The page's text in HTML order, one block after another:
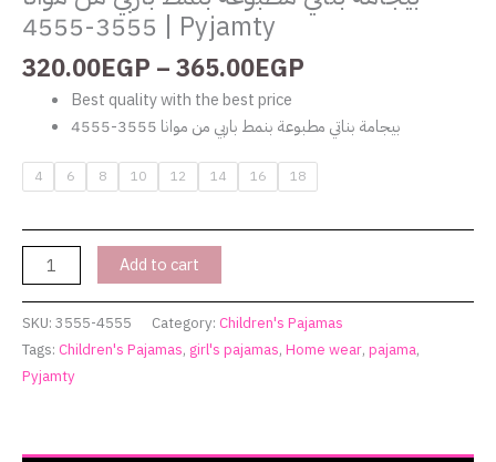
3555-4555 | Pyjamty
320.00EGP –365.00EGP
Best quality with the best price
بيجامة بناتي مطبوعة بنمط باربي من موانا 3555-4555
4 6 8 10 12 14 16 18
Add to cart
SKU: 3555-4555 Category: Children's Pajamas
Tags: Children's Pajamas, girl's pajamas, Home wear, pajama,
Pyjamty